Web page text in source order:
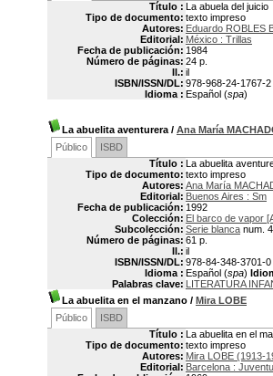
Título : La abuela del juicio
Tipo de documento: texto impreso
Autores: Eduardo ROBLES
Editorial: México : Trillas
Fecha de publicación: 1984
Número de páginas: 24 p.
Il.: il
ISBN/ISSN/DL: 978-968-24-1767-2
Idioma : Español (spa)
La abuelita aventurera / Ana María
Público
ISBD
Título : La abuelita
Tipo de documento: texto impreso
Autores: Ana María
Editorial: Buenos Aires : Sm
Fecha de publicación: 1992
Colección: El barco de vapor
Subcolección: Serie blanca num.
Número de páginas: 61 p.
Il.: il
ISBN/ISSN/DL: 978-84-348-3701-0
Idioma : Español (spa)
Palabras clave: LITERATURA
La abuelita en el manzano / Mira LOBE
Público
ISBD
Título : La abuelita en el
Tipo de documento: texto impreso
Autores: Mira LOBE (1913-
Editorial: Barcelona :